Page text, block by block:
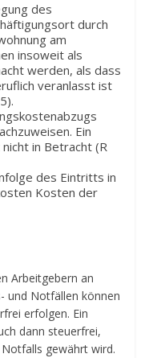
des
durch
am
insoweit als
werden, als dass
veranlasst ist
Ein
in Betracht (R
des Eintritts in
Kosten der
Arbeitgebern an
und Notfällen können
erfolgen. Ein
dann steuerfrei,
gewährt wird.